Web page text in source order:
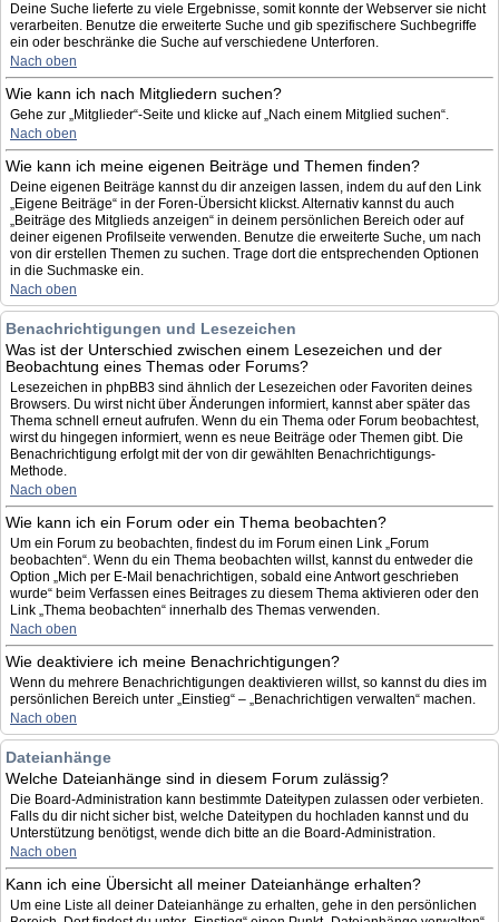
Deine Suche lieferte zu viele Ergebnisse, somit konnte der Webserver sie nicht
verarbeiten. Benutze die erweiterte Suche und gib spezifischere Suchbegriffe
ein oder beschränke die Suche auf verschiedene Unterforen.
Nach oben
Wie kann ich nach Mitgliedern suchen?
Gehe zur „Mitglieder“-Seite und klicke auf „Nach einem Mitglied suchen“.
Nach oben
Wie kann ich meine eigenen Beiträge und Themen finden?
Deine eigenen Beiträge kannst du dir anzeigen lassen, indem du auf den Link
„Eigene Beiträge“ in der Foren-Übersicht klickst. Alternativ kannst du auch
„Beiträge des Mitglieds anzeigen“ in deinem persönlichen Bereich oder auf
deiner eigenen Profilseite verwenden. Benutze die erweiterte Suche, um nach
von dir erstellen Themen zu suchen. Trage dort die entsprechenden Optionen
in die Suchmaske ein.
Nach oben
Benachrichtigungen und Lesezeichen
Was ist der Unterschied zwischen einem Lesezeichen und der
Beobachtung eines Themas oder Forums?
Lesezeichen in phpBB3 sind ähnlich der Lesezeichen oder Favoriten deines
Browsers. Du wirst nicht über Änderungen informiert, kannst aber später das
Thema schnell erneut aufrufen. Wenn du ein Thema oder Forum beobachtest,
wirst du hingegen informiert, wenn es neue Beiträge oder Themen gibt. Die
Benachrichtigung erfolgt mit der von dir gewählten Benachrichtigungs-
Methode.
Nach oben
Wie kann ich ein Forum oder ein Thema beobachten?
Um ein Forum zu beobachten, findest du im Forum einen Link „Forum
beobachten“. Wenn du ein Thema beobachten willst, kannst du entweder die
Option „Mich per E-Mail benachrichtigen, sobald eine Antwort geschrieben
wurde“ beim Verfassen eines Beitrages zu diesem Thema aktivieren oder den
Link „Thema beobachten“ innerhalb des Themas verwenden.
Nach oben
Wie deaktiviere ich meine Benachrichtigungen?
Wenn du mehrere Benachrichtigungen deaktivieren willst, so kannst du dies im
persönlichen Bereich unter „Einstieg“ – „Benachrichtigen verwalten“ machen.
Nach oben
Dateianhänge
Welche Dateianhänge sind in diesem Forum zulässig?
Die Board-Administration kann bestimmte Dateitypen zulassen oder verbieten.
Falls du dir nicht sicher bist, welche Dateitypen du hochladen kannst und du
Unterstützung benötigst, wende dich bitte an die Board-Administration.
Nach oben
Kann ich eine Übersicht all meiner Dateianhänge erhalten?
Um eine Liste all deiner Dateianhänge zu erhalten, gehe in den persönlichen